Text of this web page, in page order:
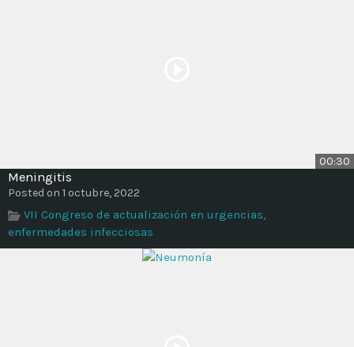
00:30
Meningitis
Posted on 1 octubre, 2022
VII Congreso de actualización en urgencias,
enfermedades infecciosas